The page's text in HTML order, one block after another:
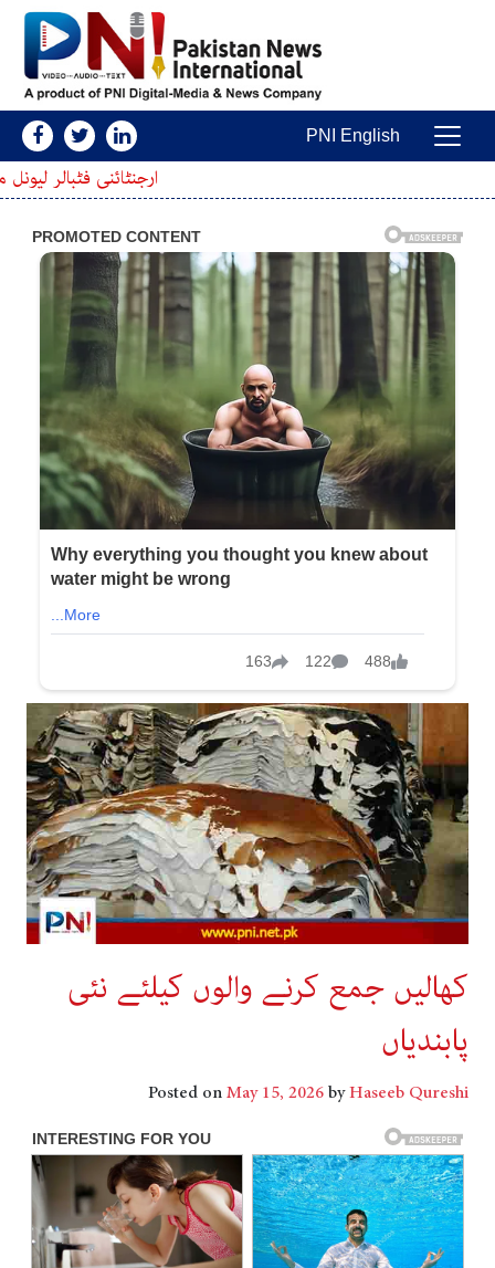
Main Navigation
PNI English
ارجنٹائنی فٹبالر لیونل میسی کے
کھالیں جمع کرنے والوں کیلئے نئی
پابندیاں
Posted onMay 15, 2026byHaseeb Qureshi